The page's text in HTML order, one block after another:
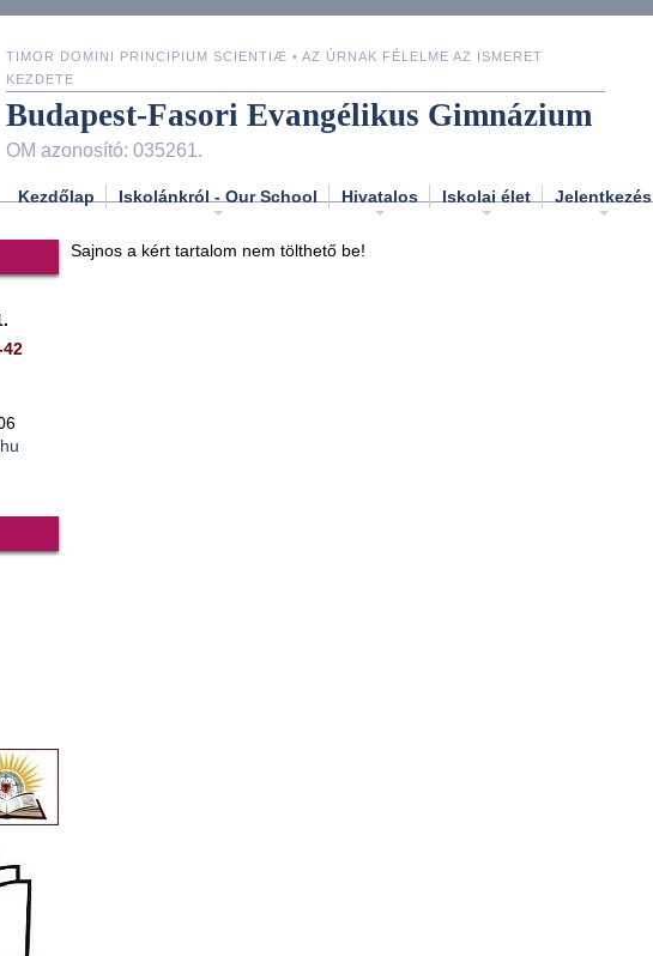
TIMOR DOMINI PRINCIPIUM SCIENTIÆ • AZ ÚRNAK FÉLELME AZ ISMERET
KEZDETE
Budapest-Fasori Evangélikus Gimnázium
OM azonosító: 035261.
Kezdőlap Iskolánkról - Our School Hivatalos Iskolai élet Jelentkezés
42
Sajnos a kért tartalom nem tölthető be!